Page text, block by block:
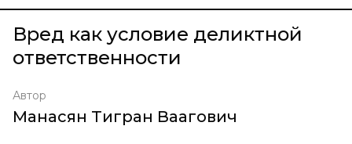
Вред как условие деликтной
ответственности
Автор
Манасян Тигран Ваагович